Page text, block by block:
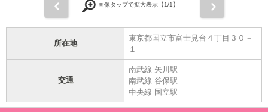
画像タップで拡大表示【1/1】
所在地
東京都国立市富士見台４丁目３０－
１
交通
南武線 矢川駅
南武線 谷保駅
中央線 国立駅